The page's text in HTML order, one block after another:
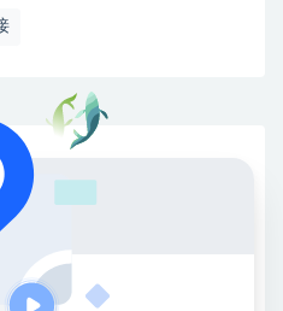
站，主要面向互联网创业
所值。
创业 + 减少信息差 + 见识